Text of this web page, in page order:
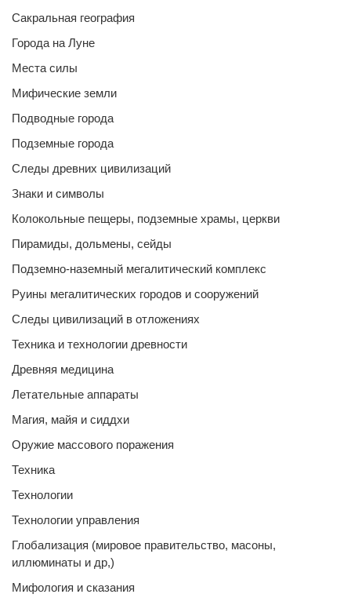
Сакральная география
Города на Луне
Места силы
Мифические земли
Подводные города
Подземные города
Следы древних цивилизаций
Знаки и символы
Колокольные пещеры, подземные храмы, церкви
Пирамиды, дольмены, сейды
Подземно-наземный мегалитический комплекс
Руины мегалитических городов и сооружений
Следы цивилизаций в отложениях
Техника и технологии древности
Древняя медицина
Летательные аппараты
Магия, майя и сиддхи
Оружие массового поражения
Техника
Технологии
Технологии управления
Глобализация (мировое правительство, масоны,
иллюминаты и др,)
Мифология и сказания